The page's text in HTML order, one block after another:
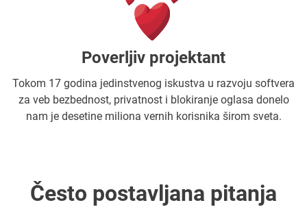
Poverljiv projektant
Tokom 17 godina jedinstvenog iskustva u razvoju softvera
za veb bezbednost, privatnost i blokiranje oglasa donelo
nam je desetine miliona vernih korisnika širom sveta.
Često postavljana pitanja